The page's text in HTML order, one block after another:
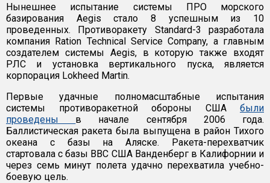
Нынешнее испытание системы ПРО морского
базирования Aegis стало 8 успешным из 10
проведенных. Противоракету Standard-3 разработала
компания Ration Technical Service Company, а главным
создателем системы Aegis, в которую также входят
РЛС и установка вертикального пуска, является
корпорация Lokheed Martin.
Первые удачные полномасштабные испытания
системы противоракетной обороны США были
проведены в начале сентября 2006 года.
Баллистическая ракета была выпущена в район Тихого
океана с базы на Аляске. Ракета-перехватчик
стартовала с базы ВВС США Ванденберг в Калифорнии и
через семь минут полета удачно перехватила учебно-
боевую цель.